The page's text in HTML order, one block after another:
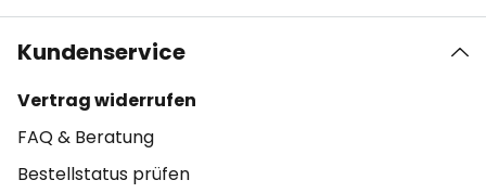
Kundenservice
Vertrag widerrufen
FAQ & Beratung
Bestellstatus prüfen